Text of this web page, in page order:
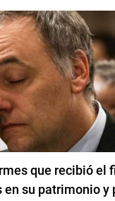
que recibió el
su patrimonio y